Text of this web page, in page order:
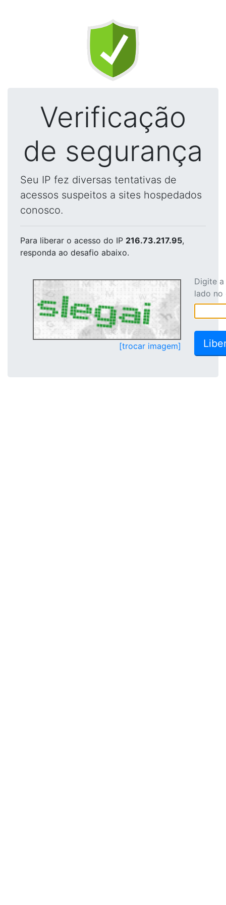
Verificação
de segurança
Seu IP fez diversas tentativas de
acessos suspeitos a sites hospedados
conosco.
Para liberar o acesso do IP 216.73.217.95,
responda ao desafio abaixo.
[trocar imagem]
Digite
lado no